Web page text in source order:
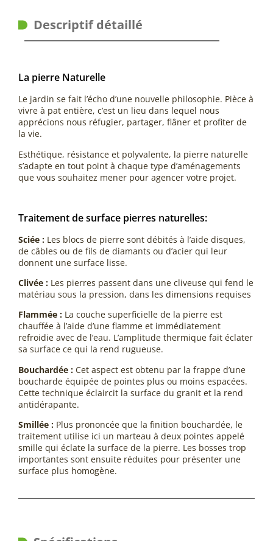
Descriptif détaillé
La pierre Naturelle
Le jardin se fait l’écho d’une nouvelle philosophie. Pièce à
vivre à pat entière, c’est un lieu dans lequel nous
apprécions nous réfugier, partager, flâner et profiter de
la vie.
Esthétique, résistance et polyvalente, la pierre naturelle
s’adapte en tout point à chaque type d’aménagements
que vous souhaitez mener pour agencer votre projet.
Traitement de surface pierres naturelles:
Sciée : Les blocs de pierre sont débités à l’aide disques,
de câbles ou de fils de diamants ou d’acier qui leur
donnent une surface lisse.
Clivée : Les pierres passent dans une cliveuse qui fend le
matériau sous la pression, dans les dimensions requises
Flammée : La couche superficielle de la pierre est
chauffée à l’aide d’une flamme et immédiatement
refroidie avec de l’eau. L’amplitude thermique fait éclater
sa surface ce qui la rend rugueuse.
Bouchardée : Cet aspect est obtenu par la frappe d’une
boucharde équipée de pointes plus ou moins espacées.
Cette technique éclaircit la surface du granit et la rend
antidérapante.
Smillée : Plus prononcée que la finition bouchardée, le
traitement utilise ici un marteau à deux pointes appelé
smille qui éclate la surface de la pierre. Les bosses trop
importantes sont ensuite réduites pour présenter une
surface plus homogène.